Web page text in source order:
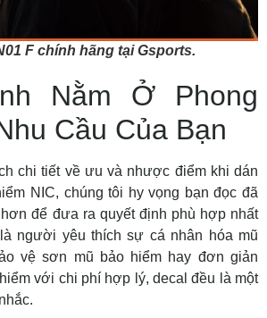
F chính hãng tại Gsports.
Nằm Ở Phong
Cầu Của Bạn
chi tiết về ưu và nhược điểm khi dán
NIC, chúng tôi hy vọng bạn đọc đã
để đưa ra quyết định phù hợp nhất
người yêu thích sự cá nhân hóa mũ
vệ sơn mũ bảo hiểm hay đơn giản
với chi phí hợp lý, decal đều là một